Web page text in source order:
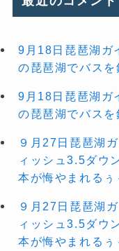
9月18日琵琶湖ガ
の琵琶湖でバスを
9月18日琵琶湖ガ
の琵琶湖でバスを
９月27日琵琶湖
ィッシュ3.5ダウ
本が悔やまれるぅ
９月27日琵琶湖
ィッシュ3.5ダウ
本が悔やまれるぅ